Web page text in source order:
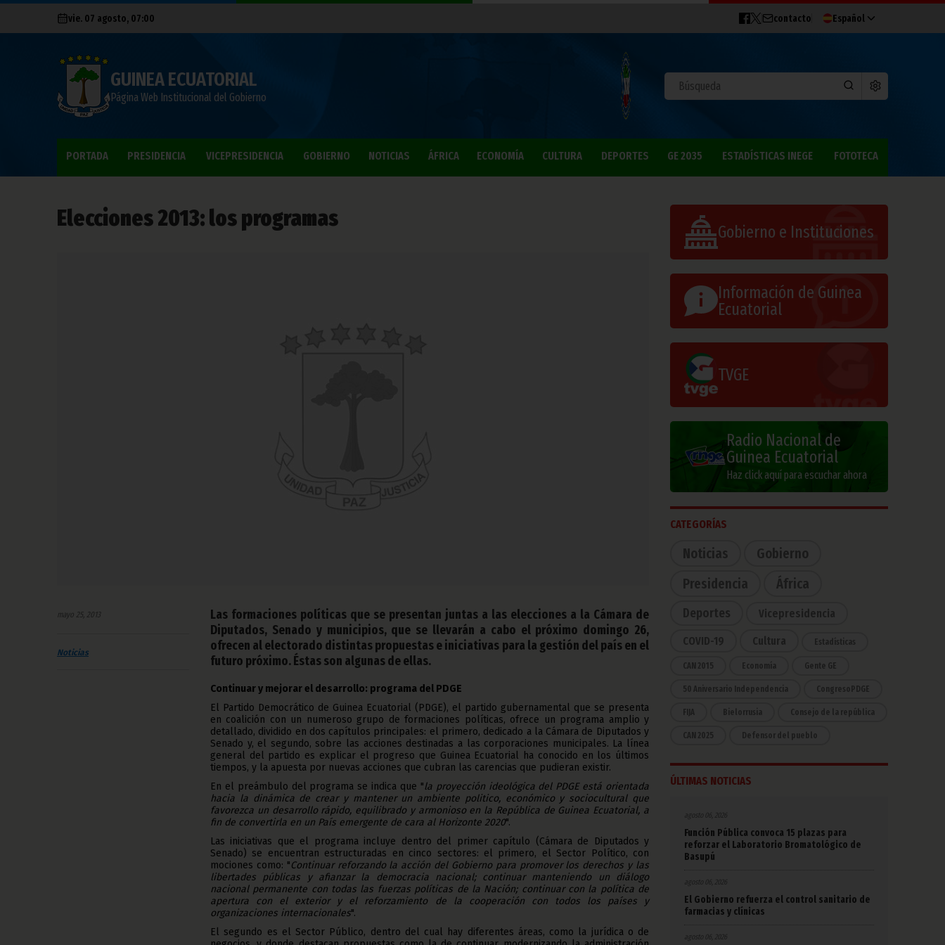
vie. 07 agosto, 07:00 contacto Español
GUINEA ECUATORIAL
Página Web Institucional del Gobierno
PORTADA PRESIDENCIA VICEPRESIDENCIA GOBIERNO NOTICIAS ÁFRICA ECONOMÍA CULTURA DEPORTES GE 2035 ESTADÍSTICAS INEGE FOTOTECA
Elecciones 2013: los programas
mayo 25, 2013
Noticias
Las formaciones políticas que se presentan juntas a las elecciones a la Cámara de
Diputados, Senado y municipios, que se llevarán a cabo el próximo domingo 26,
ofrecen al electorado distintas propuestas e iniciativas para la gestión del país en el
futuro próximo. Éstas son algunas de ellas.
Continuar y mejorar el desarrollo: programa del PDGE
El Partido Democrático de Guinea Ecuatorial (PDGE), el partido gubernamental que se presenta
en coalición con un numeroso grupo de formaciones políticas, ofrece un programa amplio y
detallado, dividido en dos capítulos principales: el primero, dedicado a la Cámara de Diputados y
Senado y, el segundo, sobre las acciones destinadas a las corporaciones municipales. La línea
general del partido es explicar el progreso que Guinea Ecuatorial ha conocido en los últimos
tiempos, y la apuesta por nuevas acciones que cubran las carencias que pudieran existir.
En el preámbulo del programa se indica que "la proyección ideológica del PDGE está orientada
hacia la dinámica de crear y mantener un ambiente politico, económico y sociocultural que
favorezca un desarrollo rápido, equilibrado y armonioso en la República de Guinea Ecuatorial, a
fin de convertirla en un País emergente de cara al Horizonte 2020".
Las iniciativas que el programa incluye dentro del primer capítulo (Cámara de Diputados y
Senado) se encuentran estructuradas en cinco sectores: el primero, el Sector Político, con
mociones como: "Continuar reforzando la acción del Gobierno para promover los derechos y las
libertades públicas y afianzar la democracia nacional; continuar manteniendo un diálogo
nacional permanente con todas las fuerzas políticas de la Nación; continuar con la política de
apertura con el exterior y el reforzamiento de la cooperación con todos los países y
organizaciones internacionales".
El segundo es el Sector Público, dentro del cual hay diferentes áreas, como la jurídica o de
Gobierno e Instituciones
Información de Guinea
Ecuatorial
TVGE
Radio Nacional de
Guinea Ecuatorial
Haz click aquí para escuchar ahora
CATEGORÍAS
Noticias
Gobierno
Presidencia
África
Deportes Vicepresidencia
COVID-19 Cultura Estadísticas
CAN 2015 Economía Gente GE
50 Aniversario Independencia CongresoPDGE
FIJA Bielorrusia Consejo de la república
CAN 2025 Defensor del pueblo
ÚLTIMAS NOTICIAS
agosto 06, 2026
Función Pública convoca 15 plazas para
reforzar el Laboratorio Bromatológico de
Basupú
agosto 06, 2026
El Gobierno refuerza el control sanitario de
farmacias y clínicas
agosto 06, 2026